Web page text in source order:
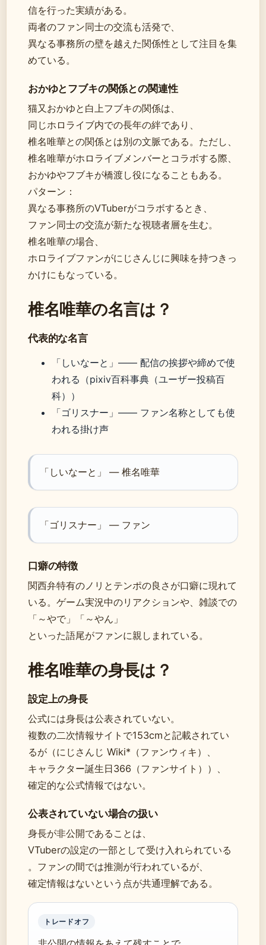
信を行った実績がある。
両者のファン同士の交流も活発で、
異なる事務所の壁を越えた関係性として注目を集
めている。
おかゆとフブキの関係との関連性
猫又おかゆと白上フブキの関係は、
同じホロライブ内での長年の絆であり、
椎名唯華との関係とは別の文脈である。ただし、
椎名唯華がホロライブメンバーとコラボする際、
おかゆやフブキが橋渡し役になることもある。
パターン：
異なる事務所のVTuberがコラボするとき、
ファン同士の交流が新たな視聴者層を生む。
椎名唯華の場合、
ホロライブファンがにじさんじに興味を持つきっ
かけにもなっている。
椎名唯華の名言は？
代表的な名言
「しいなーと」—— 配信の挨拶や締めで使
われる（pixiv百科事典（ユーザー投稿百
科））
「ゴリスナー」—— ファン名称としても使
われる掛け声
「しいなーと」 — 椎名唯華
「ゴリスナー」 — ファン
口癖の特徴
関西弁特有のノリとテンポの良さが口癖に現れて
いる。ゲーム実況中のリアクションや、雑談での
「～やで」「～やん」
といった語尾がファンに親しまれている。
椎名唯華の身長は？
設定上の身長
公式には身長は公表されていない。
複数の二次情報サイトで153cmと記載されてい
るが（にじさんじ Wiki*（ファンウィキ）、
キャラクター誕生日366（ファンサイト））、
確定的な公式情報ではない。
公表されていない場合の扱い
身長が非公開であることは、
VTuberの設定の一部として受け入れられている
。ファンの間では推測が行われているが、
確定情報はないという点が共通理解である。
トレードオフ